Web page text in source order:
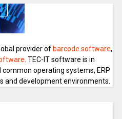
provider of barcode software,
. TEC-IT software is in
operating systems, ERP
and development environments.